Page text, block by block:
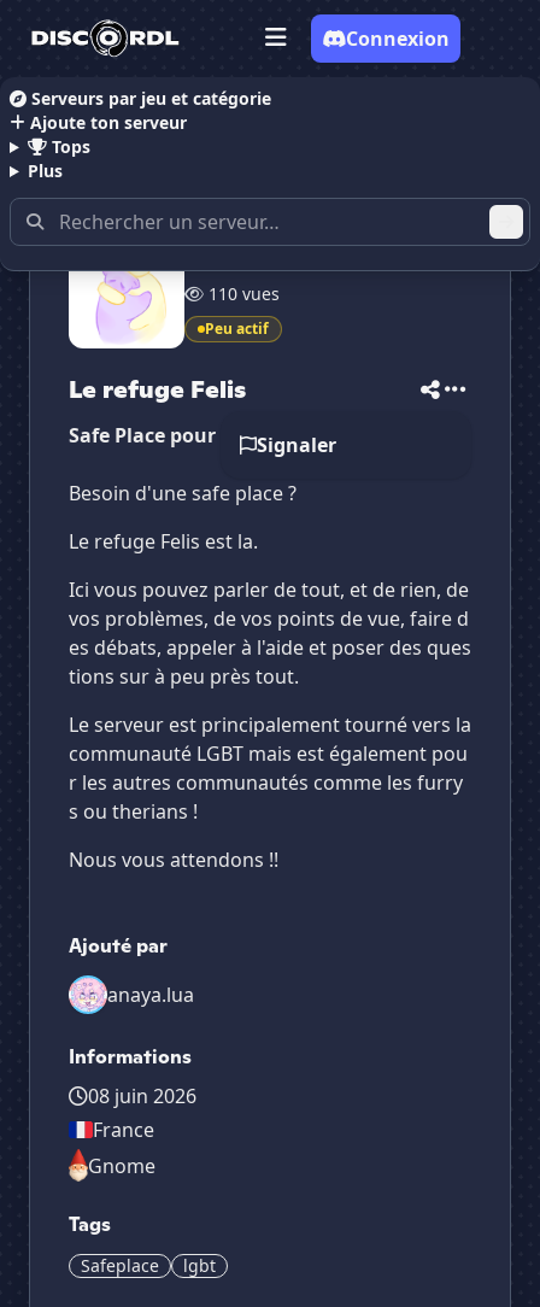
Serveurs par jeu et catégorie
Ajoute ton serveur
Tops
Plus
Connexion
Accueil Serveurs Discord LGBT
110 vues
Peu actif
Le refuge Felis
Signaler
Safe Place pour tout le monde !
Besoin d'une safe place ?
Le refuge Felis est la.
Ici vous pouvez parler de tout, et de rien, de
vos problèmes, de vos points de vue, faire d
es débats, appeler à l'aide et poser des ques
tions sur à peu près tout.
Le serveur est principalement tourné vers la
communauté LGBT mais est également pou
r les autres communautés comme les furry
s ou therians !
Nous vous attendons !!
Ajouté par
anaya.lua
Informations
08 juin 2026
France
Gnome
Tags
Safeplace lgbt
Vote pourLe refuge Felis
Le refuge Felis
serveur ?
Supprimer
Le refuge Felis